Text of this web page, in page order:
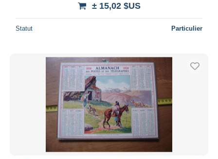
± 15,02 $US
Statut Particulier